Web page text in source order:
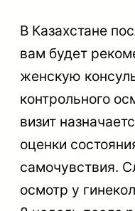
В Казахстане
вам будет
женскую
контрольного
визит
оценки
самочувствия.
осмотр у